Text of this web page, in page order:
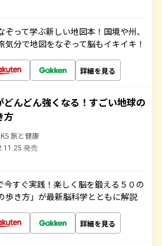
って学ぶ新しい地図本！国境や州、
分で地図をなぞって脳もイキイキ！
詳細を見る
どんどん強くなる！すごい地球の
方
旅と健康
発売
今すぐ実践！楽しく脳を鍛える５０の
歩き方」が最新脳科学とともに解説
詳細を見る